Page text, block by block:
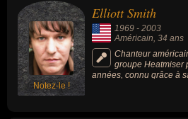
Notez-le !
Elliott Smith
1969 - 2003
Américain, 34 ans
Chanteur
groupe Heatmiser
années, connu grâce à
Misery écrite pour le
nommée en 1998 aux